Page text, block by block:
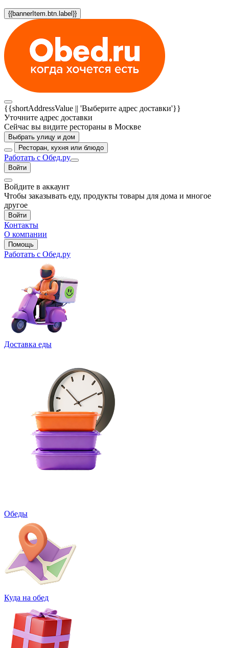
{{bannerItem.btn.label}}
{{shortAddressValue || 'Выберите адрес доставки'}}
Уточните адрес доставки
Сейчас вы видите рестораны в Москве
Выбрать улицу и дом
Ресторан, кухня или блюдо
Работать с Обед.ру
Войти
Войдите в аккаунт
Чтобы заказывать еду, продукты товары для дома и многое
другое
Войти
Контакты
О компании
Помощь
Работать с Обед.ру
Доставка еды
Обеды
Куда на обед